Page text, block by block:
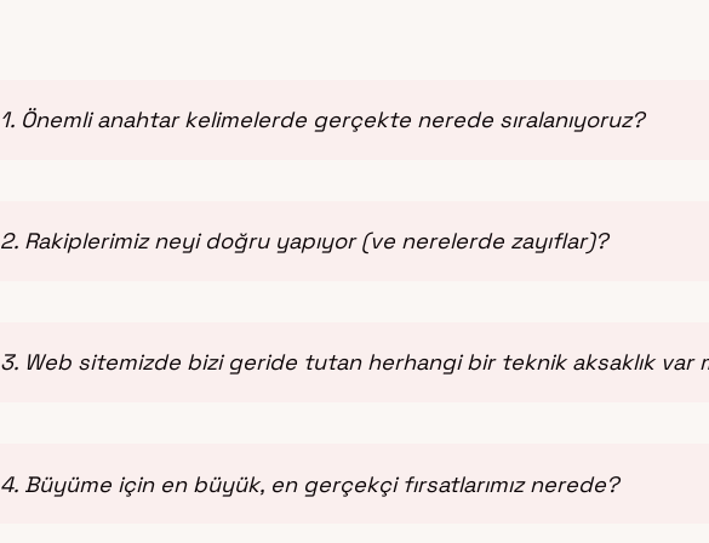
1. Önemli anahtar kelimelerde gerçekte nerede sıralanıyoruz?
2. Rakiplerimiz neyi doğru yapıyor (ve nerelerde zayıflar)?
3. Web sitemizde bizi geride tutan herhangi bir teknik aksaklık var
4. Büyüme için en büyük, en gerçekçi fırsatlarımız nerede?